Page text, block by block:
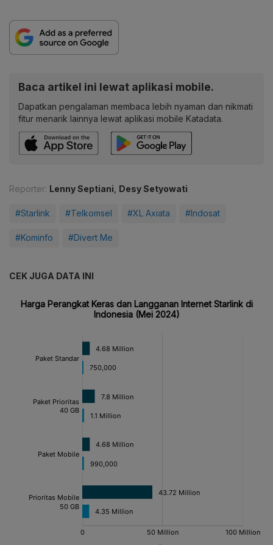
Baca artikel ini lewat aplikasi mobile.
Dapatkan pengalaman membaca lebih nyaman dan nikmati
fitur menarik lainnya lewat aplikasi mobile Katadata.
Reporter: Lenny Septiani, Desy Setyowati
#Starlink #Telkomsel #XL Axiata #Indosat
#Kominfo #Divert Me
CEK JUGA DATA INI